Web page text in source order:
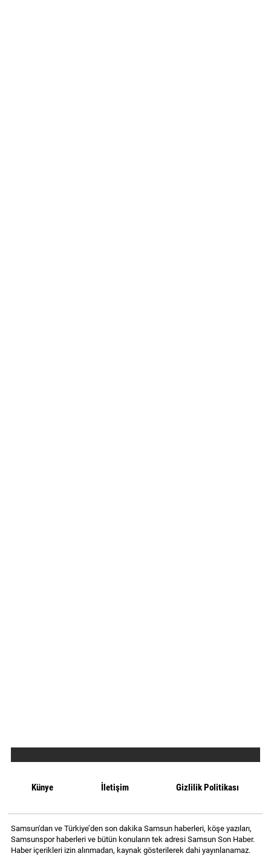
Künye İletişim Gizlilik Politikası
Samsun'dan ve Türkiye’den son dakika Samsun haberleri, köşe yazıları,
Samsunspor haberleri ve bütün konuların tek adresi Samsun Son Haber.
Haber içerikleri izin alınmadan, kaynak gösterilerek dahi yayınlanamaz.